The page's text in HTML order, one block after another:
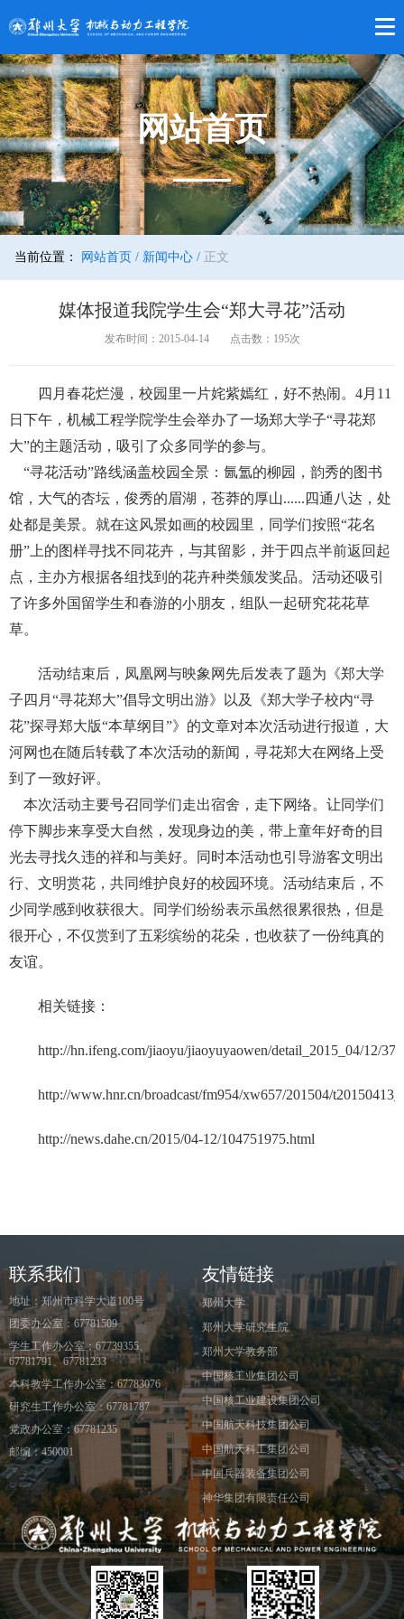
网站首页
当前位置： 网站首页 / 新闻中心 / 正文
媒体报道我院学生会“郑大寻花”活动
发布时间：2015-04-14 点击数： 195次
四月春花烂漫，校园里一片姹紫嫣红，好不热闹。4月11
日下午，机械工程学院学生会举办了一场郑大学子“寻花郑
大”的主题活动，吸引了众多同学的参与。
“寻花活动”路线涵盖校园全景：氤氲的柳园，韵秀的图书
馆，大气的杏坛，俊秀的眉湖，苍莽的厚山......四通八达，处
处都是美景。就在这风景如画的校园里，同学们按照“花名
册”上的图样寻找不同花卉，与其留影，并于四点半前返回起
点，主办方根据各组找到的花卉种类颁发奖品。活动还吸引
了许多外国留学生和春游的小朋友，组队一起研究花花草
草。
活动结束后，凤凰网与映象网先后发表了题为《郑大学
子四月“寻花郑大”倡导文明出游》以及《郑大学子校内“寻
花”探寻郑大版“本草纲目”》的文章对本次活动进行报道，大
河网也在随后转载了本次活动的新闻，寻花郑大在网络上受
到了一致好评。
本次活动主要号召同学们走出宿舍，走下网络。让同学们
停下脚步来享受大自然，发现身边的美，带上童年好奇的目
光去寻找久违的祥和与美好。同时本活动也引导游客文明出
行、文明赏花，共同维护良好的校园环境。活动结束后，不
少同学感到收获很大。同学们纷纷表示虽然很累很热，但是
很开心，不仅赏到了五彩缤纷的花朵，也收获了一份纯真的
友谊。
相关链接：
http://hn.ifeng.com/jiaoyu/jiaoyuyaowen/detail_2015_04/12/
http://www.hnr.cn/broadcast/fm954/xw657/201504/
http://news.dahe.cn/2015/04-12/104751975.html
联系我们
地址：郑州市科学大道100号
团委办公室：67781509
学生工作办公室：67739355、
67781791、67781233
本科教学工作办公室：67783076
研究生工作办公室：67781787
党政办公室：67781235
邮编：450001
友情链接
郑州大学
郑州大学研究生院
郑州大学教务部
中国核工业集团公司
中国核工业建设集团公司
中国航天科技集团公司
中国航天科工集团公司
中国兵器装备集团公司
神华集团有限责任公司